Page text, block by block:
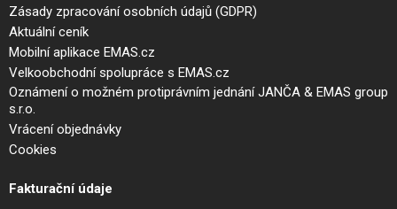
Zásady zpracování osobních údajů (GDPR)
Aktuální ceník
Mobilní aplikace EMAS.cz
Velkoobchodní spolupráce s EMAS.cz
Oznámení o možném protiprávním jednání JANČA & EMAS group
s.r.o.
Vrácení objednávky
Cookies
Fakturační údaje